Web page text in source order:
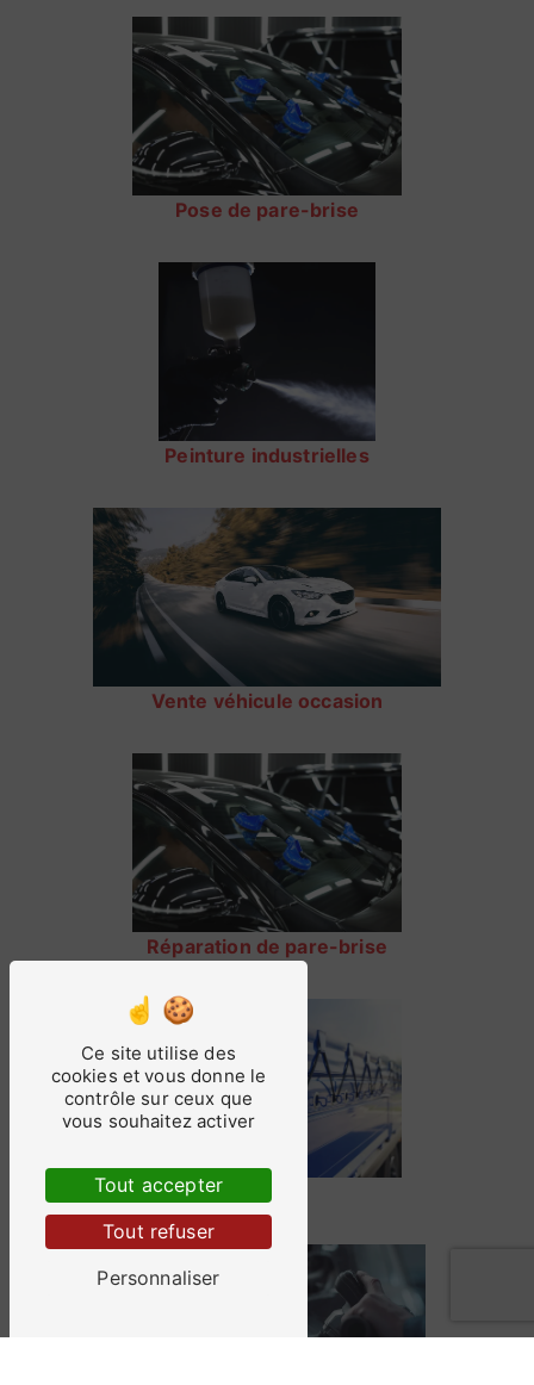
Pose de pare-brise
Peinture industrielles
Vente véhicule occasion
Réparation de pare-brise
Ce site utilise des
cookies et vous donne le
contrôle sur ceux que
vous souhaitez activer
Tout accepter
Tout refuser
Personnaliser